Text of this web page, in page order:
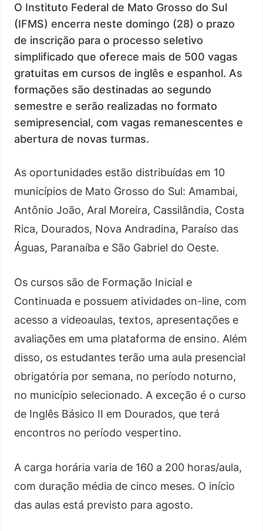
O Instituto Federal de Mato Grosso do Sul
(IFMS) encerra neste domingo (28) o prazo
de inscrição para o processo seletivo
simplificado que oferece mais de 500 vagas
gratuitas em cursos de inglês e espanhol. As
formações são destinadas ao segundo
semestre e serão realizadas no formato
semipresencial, com vagas remanescentes e
abertura de novas turmas.
As oportunidades estão distribuídas em 10
municípios de Mato Grosso do Sul: Amambai,
Antônio João, Aral Moreira, Cassilândia, Costa
Rica, Dourados, Nova Andradina, Paraíso das
Águas, Paranaíba e São Gabriel do Oeste.
Os cursos são de Formação Inicial e
Continuada e possuem atividades on-line, com
acesso a videoaulas, textos, apresentações e
avaliações em uma plataforma de ensino. Além
disso, os estudantes terão uma aula presencial
obrigatória por semana, no período noturno,
no município selecionado. A exceção é o curso
de Inglês Básico II em Dourados, que terá
encontros no período vespertino.
A carga horária varia de 160 a 200 horas/aula,
com duração média de cinco meses. O início
das aulas está previsto para agosto.